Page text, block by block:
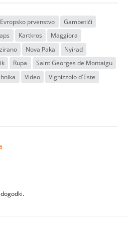
Evropsko prvenstvo
Gambetiči
Kartkros
Maggiora
Nova Paka
Nyirad
Rupa
Saint Georges de Montaigu
Video
Vighizzolo d'Este